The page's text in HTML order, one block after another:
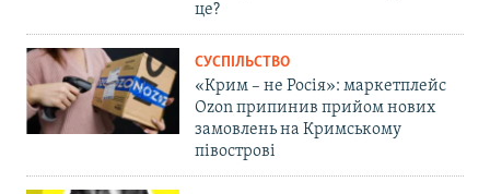
це?
СУСПІЛЬСТВО
«Крим – не Росія»: маркетплейс
Ozon припинив прийом нових
замовлень на Кримському
півострові